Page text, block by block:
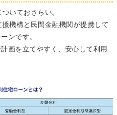
いておさらい。
援機構と民間金融機関が提携して
ンです。
画を立てやすく、安心して利用